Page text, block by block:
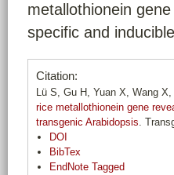
metallothionein
specific and
Citation:
Lü S, Gu H, Yuan X, Wang
rice metallothionein gene
transgenic Arabidopsis.
DOI
BibTex
EndNote Tagged